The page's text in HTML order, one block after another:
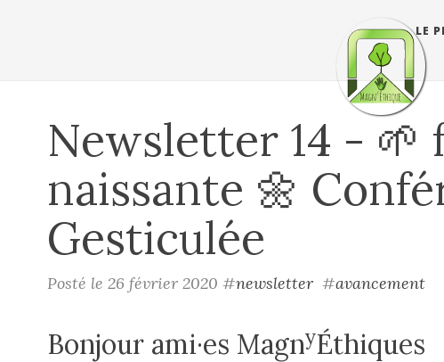
LE
Newsletter 14 - 🌱
naissante 🌼
Gesticulée
Posté le 26 février 2020 #newsletter #avancement
Bonjour ami·es MagnyÉthiques